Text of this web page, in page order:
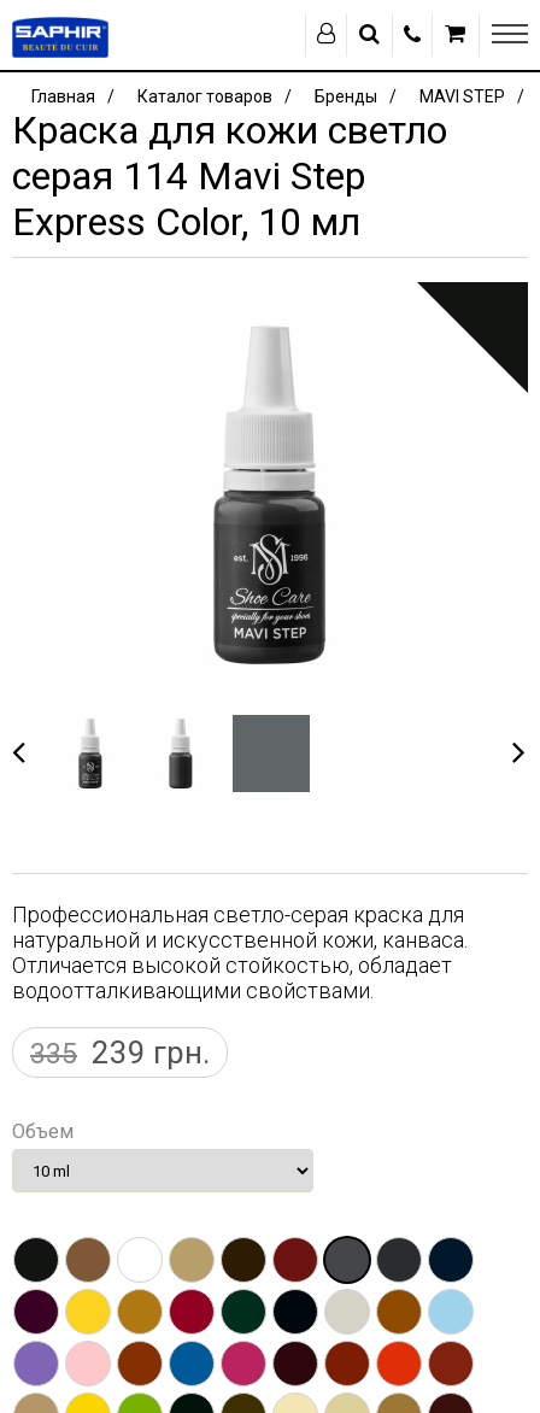
Главная Каталог товаров Бренды MAVI STEP
Краска для кожи светло
серая 114 Mavi Step
Express Color, 10 мл
Профессиональная светло-серая краска для
натуральной и искусственной кожи, канваса.
Отличается высокой стойкостью, обладает
водоотталкивающими свойствами.
335 239 грн.
Объем